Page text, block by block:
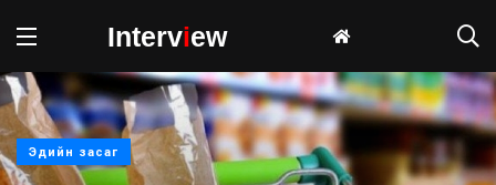
Interview
Эдийн засаг